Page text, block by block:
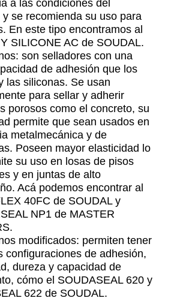
a las condiciones del
y se recomienda su uso para
En este tipo encontramos al
SILICONE AC de SOUDAL.
son selladores con una
de adhesión que los
las siliconas. Se usan
para sellar y adherir
porosos como el concreto, su
permite que sean usados en
metalmecánica y de
Poseen mayor elasticidad lo
su uso en losas de pisos
y en juntas de alto
Acá podemos encontrar al
40FC de SOUDAL y
NP1 de MASTER
modificados: permiten tener
configuraciones de adhesión,
dureza y capacidad de
cómo el SOUDASEAL 620 y
622 de SOUDAL.